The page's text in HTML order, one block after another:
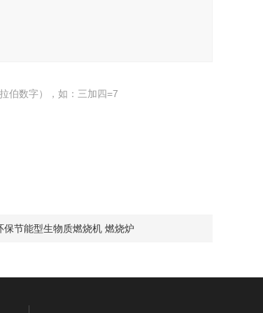
伯数字），如：三加四=7
保节能型生物质燃烧机 燃烧炉